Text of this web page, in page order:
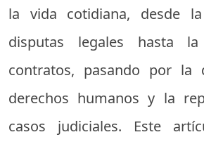
la vida cotidiana, desde
disputas legales hasta
contratos, pasando por la
derechos humanos y la
casos judiciales. Este